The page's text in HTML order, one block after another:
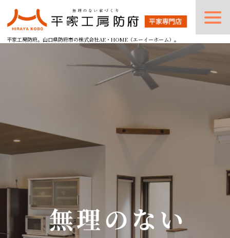
平家工房防府。山口県防府市の株式会社AE・HOME（エーイーホーム）。